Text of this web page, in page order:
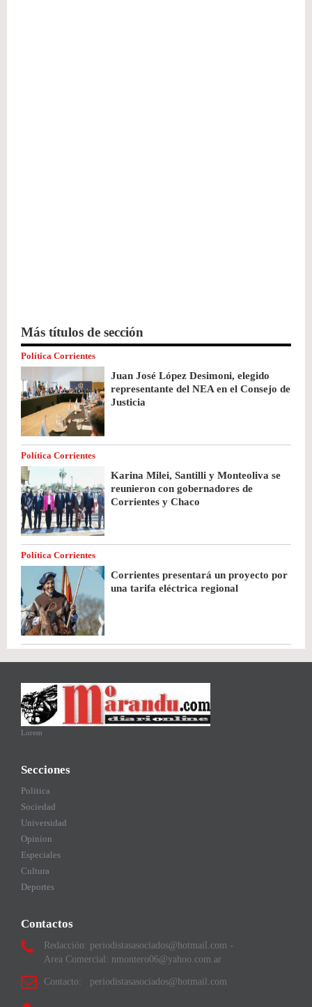
Más títulos de sección
Política Corrientes
Juan José López Desimoni, elegido
representante del NEA en el Consejo de
Justicia
Política Corrientes
Karina Milei, Santilli y Monteoliva se
reunieron con gobernadores de
Corrientes y Chaco
Política Corrientes
Corrientes presentará un proyecto por
una tarifa eléctrica regional
Lorem
Secciones
Politica
Sociedad
Universidad
Opinion
Especiales
Cultura
Deportes
Contactos
Redacción: periodistasasociados@hotmail.com -
Area Comercial: nmontero06@yahoo.com.ar
Contacto: periodistasasociados@hotmail.com